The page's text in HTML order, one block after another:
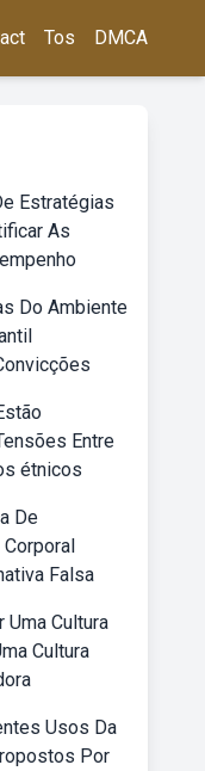
Tos DMCA
Estratégias
As
Do Ambiente
Entre
étnicos
De
Falsa
Uma Cultura
Cultura
Usos Da
Por